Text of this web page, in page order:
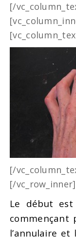
[/
[/
[/
Le début
commençant
l’annulaire et